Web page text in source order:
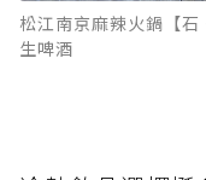
松江南京麻辣火鍋【
生啤酒